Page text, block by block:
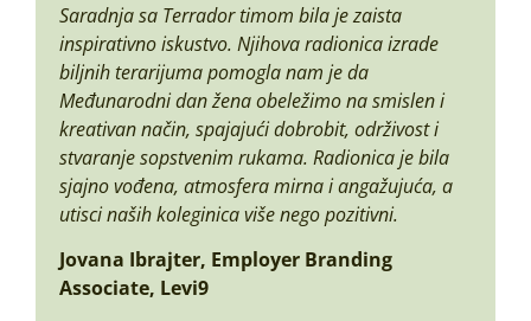
Saradnja sa Terrador timom bila je zaista
inspirativno iskustvo. Njihova radionica izrade
biljnih terarijuma pomogla nam je da
Međunarodni dan žena obeležimo na smislen i
kreativan način, spajajući dobrobit, održivost i
stvaranje sopstvenim rukama. Radionica je bila
sjajno vođena, atmosfera mirna i angažujuća, a
utisci naših koleginica više nego pozitivni.
Jovana Ibrajter, Employer Branding
Associate, Levi9